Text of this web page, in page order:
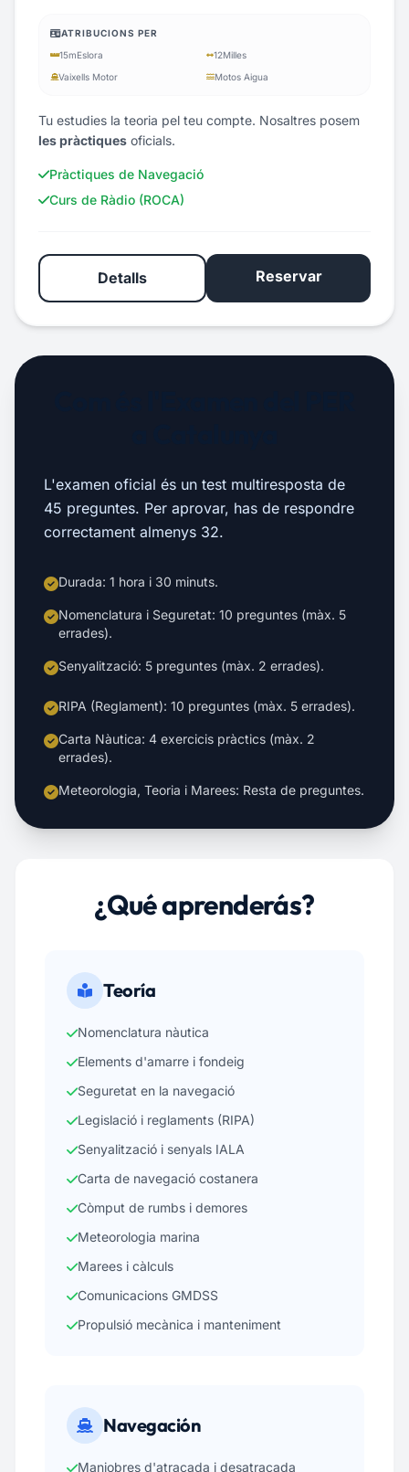
ATRIBUCIONS PER
15mEslora 12Milles
Vaixells Motor
Motos Aigua
Tu estudies la teoria pel teu compte. Nosaltres posem
les pràctiques oficials.
Pràctiques de Navegació
Curs de Ràdio (ROCA)
Detalls Reservar
L'examen oficial és un test multiresposta de
45 preguntes. Per aprovar, has de respondre
correctament almenys 32.
Durada: 1 hora i 30 minuts.
Nomenclatura i Seguretat: 10 preguntes (màx. 5
errades).
Senyalització: 5 preguntes (màx. 2 errades).
RIPA (Reglament): 10 preguntes (màx. 5 errades).
Carta Nàutica: 4 exercicis pràctics (màx. 2
errades).
Meteorologia, Teoria i Marees: Resta de preguntes.
¿Qué aprenderás?
Teoría
Nomenclatura nàutica
Elements d'amarre i fondeig
Seguretat en la navegació
Legislació i reglaments (RIPA)
Senyalització i senyals IALA
Carta de navegació costanera
Còmput de rumbs i demores
Meteorologia marina
Marees i càlculs
Comunicacions GMDSS
Propulsió mecànica i manteniment
Navegación
Maniobres d'atracada i desatracada